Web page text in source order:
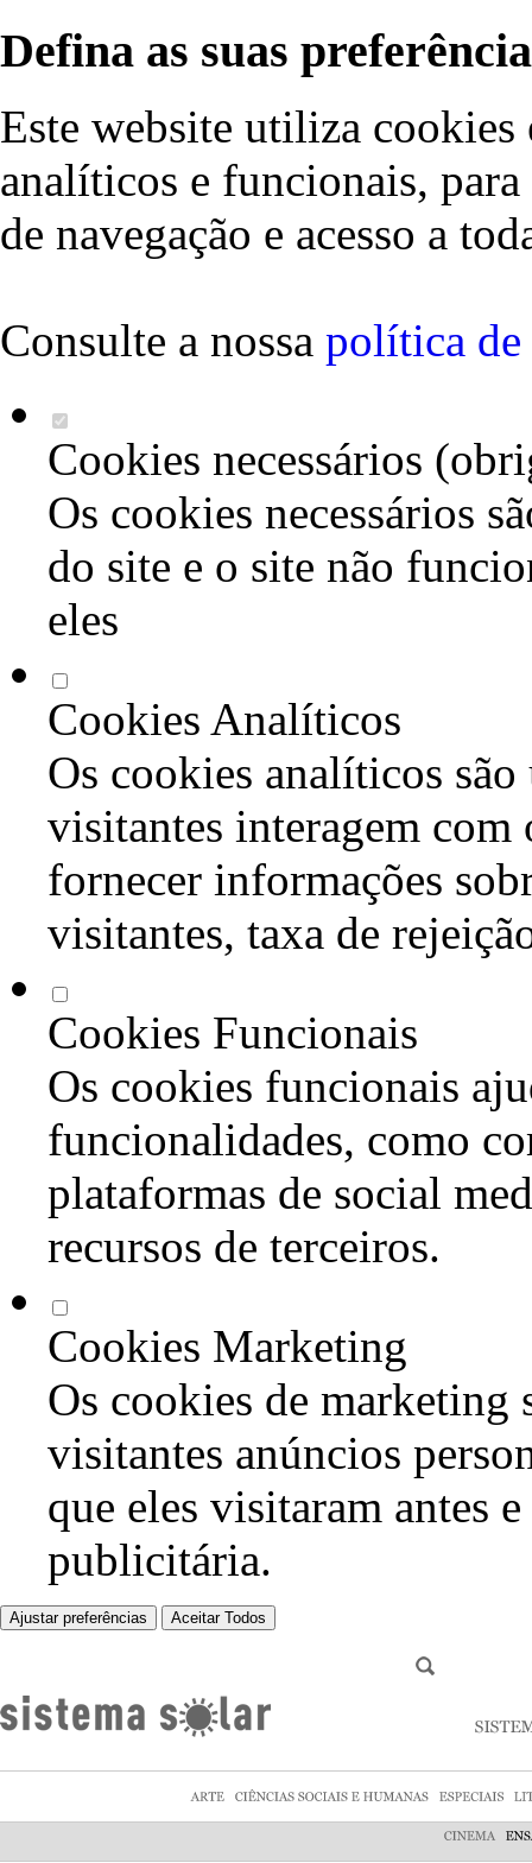
Defina as suas
Este website utiliza cookies
analíticos e funcionais,
de navegação e acesso a
Consulte a nossa política de
Cookies necessários
Os cookies necessários
do site e o site não
eles
Cookies Analíticos
Os cookies analíticos são
visitantes interagem com
fornecer informações
visitantes, taxa de
Cookies Funcionais
Os cookies funcionais
funcionalidades, como
plataformas de social
recursos de terceiros.
Cookies Marketing
Os cookies de marketing
visitantes anúncios
que eles visitaram antes
publicitária.
Ajustar preferências Aceitar Todos